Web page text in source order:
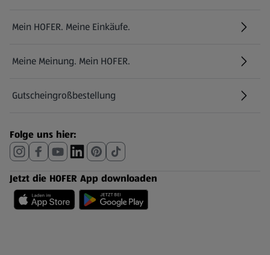
Mein HOFER. Meine Einkäufe.
Meine Meinung. Mein HOFER.
Gutscheingroßbestellung
(öffnet in einem neuen Tab)
Folge uns hier:
Jetzt die HOFER App downloaden